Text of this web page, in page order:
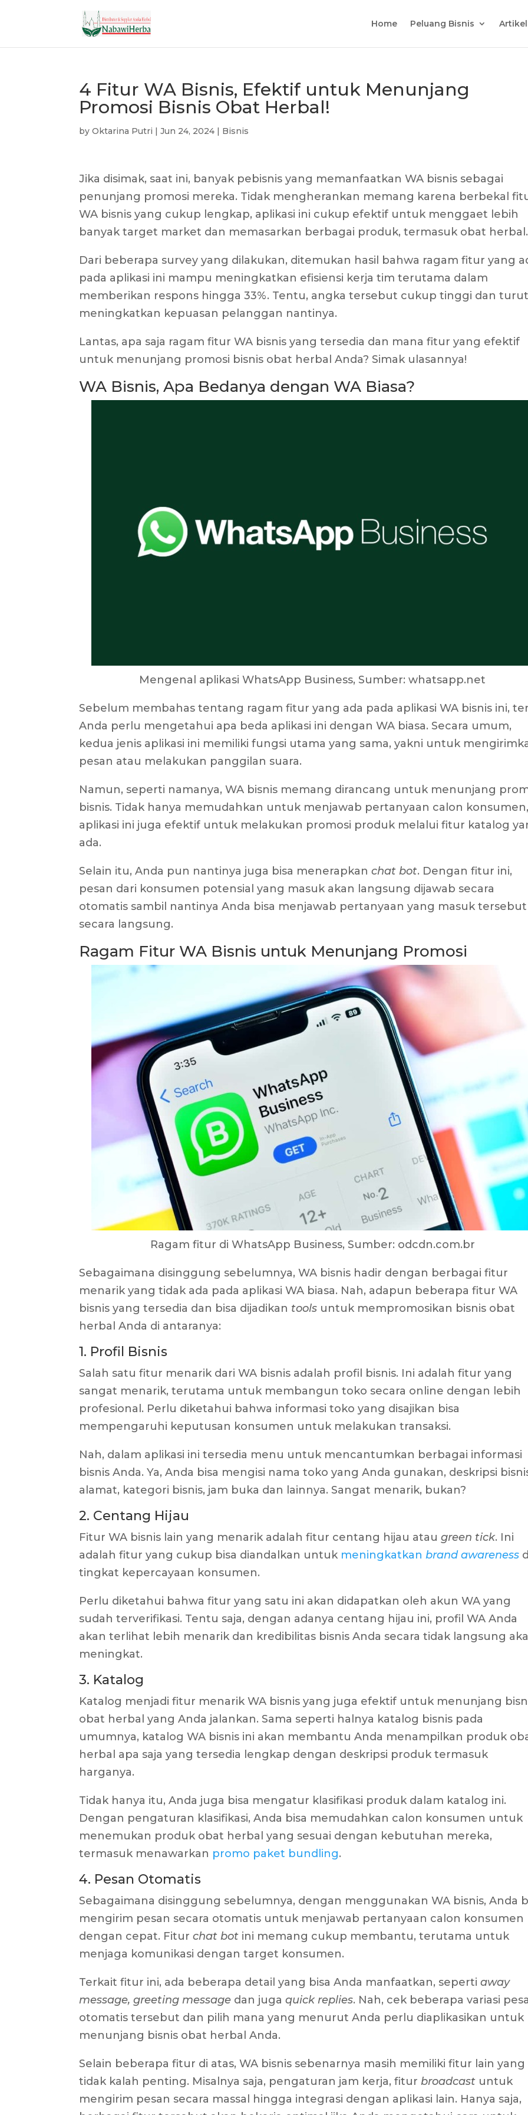
Home Peluang Bisnis
4 Fitur WA Bisnis, Efektif untuk Menunjang
Promosi Bisnis Obat Herbal!
byOktarina Putri |Jun 24, 2024 | Bisnis
Jika disimak, saat ini, banyak pebisnis yang memanfaatkan WA bisnis sebagai
penunjang promosi mereka. Tidak mengherankan memang karena berbekal
WA bisnis yang cukup lengkap, aplikasi ini cukup efektif untuk menggaet lebih
banyak target market dan memasarkan berbagai produk, termasuk obat herbal.
Dari beberapa survey yang dilakukan, ditemukan hasil bahwa ragam fitur yang
pada aplikasi ini mampu meningkatkan efisiensi kerja tim terutama dalam
memberikan respons hingga 33%. Tentu, angka tersebut cukup tinggi dan
meningkatkan kepuasan pelanggan nantinya.
Lantas, apa saja ragam fitur WA bisnis yang tersedia dan mana fitur yang efektif
untuk menunjang promosi bisnis obat herbal Anda? Simak ulasannya!
WA Bisnis, Apa Bedanya dengan WA Biasa?
Mengenal aplikasi WhatsApp Business, Sumber: whatsapp.net
Sebelum membahas tentang ragam fitur yang ada pada aplikasi WA bisnis ini,
Anda perlu mengetahui apa beda aplikasi ini dengan WA biasa. Secara umum,
kedua jenis aplikasi ini memiliki fungsi utama yang sama, yakni untuk
pesan atau melakukan panggilan suara.
Namun, seperti namanya, WA bisnis memang dirancang untuk menunjang
bisnis. Tidak hanya memudahkan untuk menjawab pertanyaan calon
aplikasi ini juga efektif untuk melakukan promosi produk melalui fitur katalog
ada.
Selain itu, Anda pun nantinya juga bisa menerapkanchat bot. Dengan fitur ini,
pesan dari konsumen potensial yang masuk akan langsung dijawab secara
otomatis sambil nantinya Anda bisa menjawab pertanyaan yang masuk tersebut
secara langsung.
Ragam Fitur WA Bisnis untuk Menunjang Promosi
Ragam fitur di WhatsApp Business, Sumber: odcdn.com.br
Sebagaimana disinggung sebelumnya, WA bisnis hadir dengan berbagai fitur
menarik yang tidak ada pada aplikasi WA biasa. Nah, adapun beberapa fitur WA
bisnis yang tersedia dan bisa dijadikan tools untuk mempromosikan bisnis obat
herbal Anda di antaranya:
1. Profil Bisnis
Salah satu fitur menarik dari WA bisnis adalah profil bisnis. Ini adalah fitur yang
sangat menarik, terutama untuk membangun toko secara online dengan lebih
profesional. Perlu diketahui bahwa informasi toko yang disajikan bisa
mempengaruhi keputusan konsumen untuk melakukan transaksi.
Nah, dalam aplikasi ini tersedia menu untuk mencantumkan berbagai informasi
bisnis Anda. Ya, Anda bisa mengisi nama toko yang Anda gunakan, deskripsi
alamat, kategori bisnis, jam buka dan lainnya. Sangat menarik, bukan?
2. Centang Hijau
Fitur WA bisnis lain yang menarik adalah fitur centang hijau ataugreen tick. Ini
adalah fitur yang cukup bisa diandalkan untuk meningkatkanbrand awareness
tingkat kepercayaan konsumen.
Perlu diketahui bahwa fitur yang satu ini akan didapatkan oleh akun WA yang
sudah terverifikasi. Tentu saja, dengan adanya centang hijau ini, profil WA Anda
akan terlihat lebih menarik dan kredibilitas bisnis Anda secara tidak langsung
meningkat.
3. Katalog
Katalog menjadi fitur menarik WA bisnis yang juga efektif untuk menunjang
obat herbal yang Anda jalankan. Sama seperti halnya katalog bisnis pada
umumnya, katalog WA bisnis ini akan membantu Anda menampilkan produk
herbal apa saja yang tersedia lengkap dengan deskripsi produk termasuk
harganya.
Tidak hanya itu, Anda juga bisa mengatur klasifikasi produk dalam katalog ini.
Dengan pengaturan klasifikasi, Anda bisa memudahkan calon konsumen untuk
menemukan produk obat herbal yang sesuai dengan kebutuhan mereka,
termasuk menawarkan promo paket bundling.
4. Pesan Otomatis
Sebagaimana disinggung sebelumnya, dengan menggunakan WA bisnis, Anda
mengirim pesan secara otomatis untuk menjawab pertanyaan calon konsumen
dengan cepat. Fiturchat bot ini memang cukup membantu, terutama untuk
menjaga komunikasi dengan target konsumen.
Terkait fitur ini, ada beberapa detail yang bisa Anda manfaatkan, sepertiaway
message, greeting message dan jugaquick replies. Nah, cek beberapa variasi
otomatis tersebut dan pilih mana yang menurut Anda perlu diaplikasikan untuk
menunjang bisnis obat herbal Anda.
Selain beberapa fitur di atas, WA bisnis sebenarnya masih memiliki fitur lain yang
tidak kalah penting. Misalnya saja, pengaturan jam kerja, fiturbroadcast untuk
mengirim pesan secara massal hingga integrasi dengan aplikasi lain. Hanya saja,